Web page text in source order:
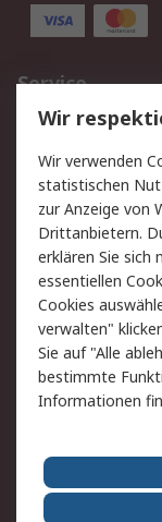
Service
Value Added
Hilfe
Rechtliches
AGB
Cookie-
Copyright/
Über RS
Karriere bei RS
Qualität/
Wir
Wir verwenden
statistischen
zur Anzeige von
Drittanbietern.
erklären Sie sich
essentiellen
Cookies
verwalten"
Sie auf "Alle
bestimmte
Informationen